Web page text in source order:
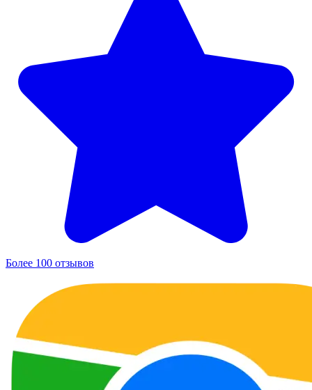
Более 100 отзывов